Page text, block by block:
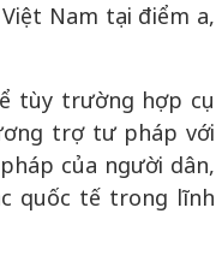
Nam tại điểm a,
tùy trường hợp cụ
trợ tư pháp với
của người dân,
quốc tế trong lĩnh